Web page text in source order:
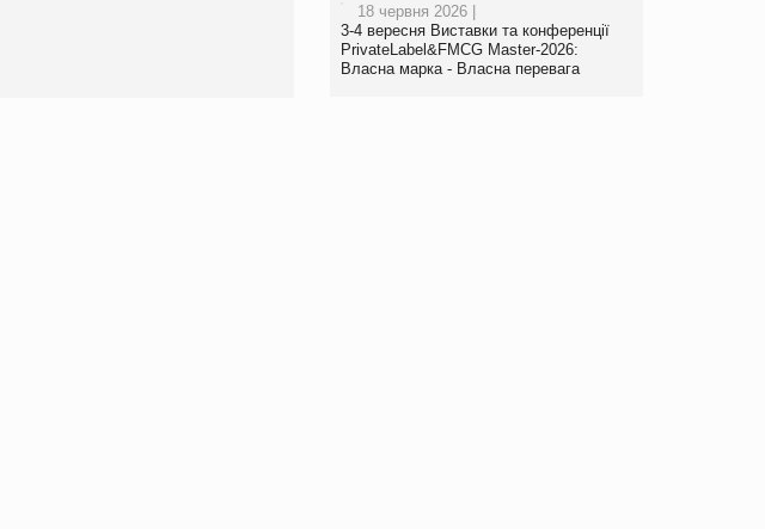
www.trademaster.ua.
правила. Особливості.
18 червня 2026 |
3-4 вересня Виставки та конференції
PrivateLabel&FMCG Master-2026:
Власна марка - Власна перевага